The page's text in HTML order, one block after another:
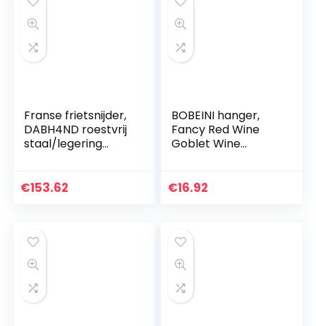
Franse frietsnijder,
DABH4ND roestvrij
staal/legering
mm messen,
€153.62
BOBEINI hanger,
Fancy Red Wine
Goblet Wine
Shape Wine Glass P
€16.92